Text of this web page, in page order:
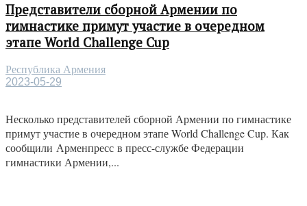
Представители сборной Армении по
гимнастике примут участие в очередном
этапе World Challenge Cup
Республика Армения
2023-05-29
Несколько представителей сборной Армении по гимнастике
примут участие в очередном этапе World Challenge Cup. Как
сообщили Арменпресс в пресс-службе Федерации
гимнастики Армении,...